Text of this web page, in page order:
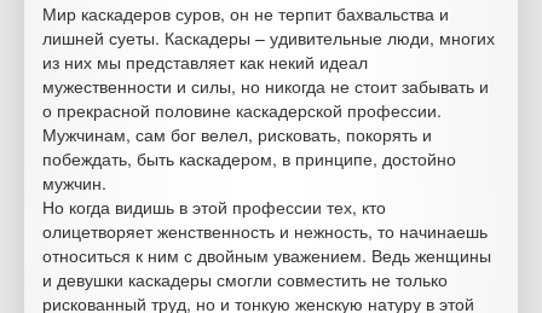
Мир каскадеров суров, он не терпит бахвальства и
лишней суеты. Каскадеры – удивительные люди, многих
из них мы представляет как некий идеал
мужественности и силы, но никогда не стоит забывать и
о прекрасной половине каскадерской профессии.
Мужчинам, сам бог велел, рисковать, покорять и
побеждать, быть каскадером, в принципе, достойно
мужчин.
Но когда видишь в этой профессии тех, кто
олицетворяет женственность и нежность, то начинаешь
относиться к ним с двойным уважением. Ведь женщины
и девушки каскадеры смогли совместить не только
рискованный труд, но и тонкую женскую натуру в этой